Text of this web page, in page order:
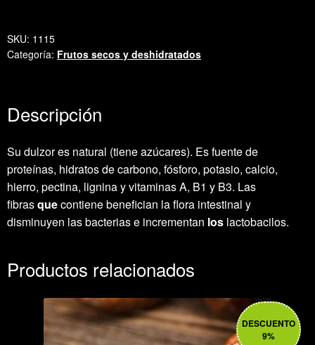
cantidad
SKU: 1115
Categoría: Frutos secos y deshidratados
Descripción
Su dulzor es natural (tiene azúcares). Es fuente de
proteínas, hidratos de carbono, fósforo, potasio, calcio,
hierro, pectina, lignina y vitaminas A, B1 y B3. Las
fibrasquecontiene benefician la flora intestinal y
disminuyen las bacterias e incrementan los lactobacilos.
Productos relacionados
DESCUENTO
9%